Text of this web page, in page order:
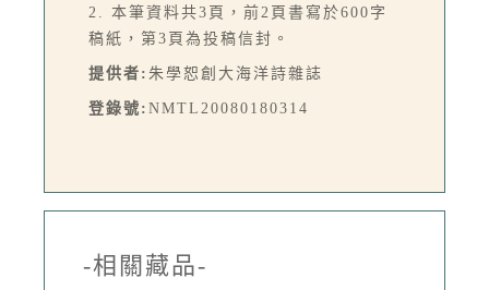
2. 本筆資料共3頁，前2頁書寫於600字
稿紙，第3頁為投稿信封。
提供者: 朱學恕創大海洋詩雜誌
登錄號: NMTL20080180314
-相關藏品-